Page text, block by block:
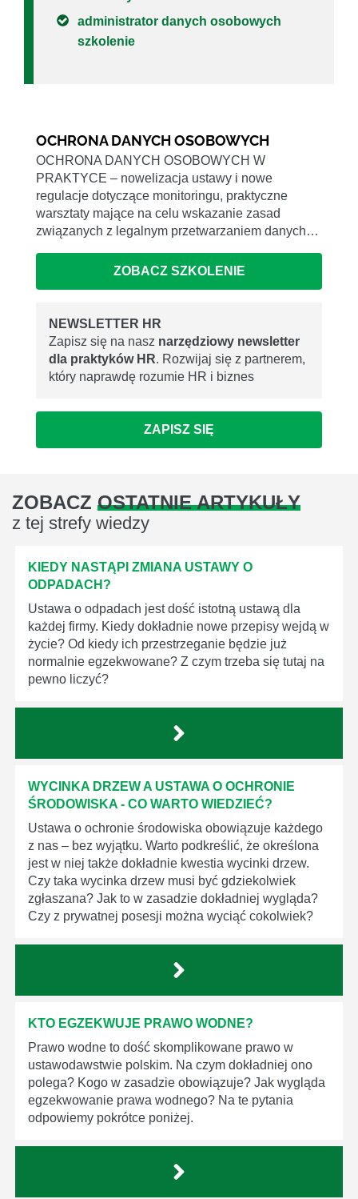
administrator danych osobowych
szkolenie
OCHRONA DANYCH OSOBOWYCH
OCHRONA DANYCH OSOBOWYCH W
PRAKTYCE – nowelizacja ustawy i nowe
regulacje dotyczące monitoringu, praktyczne
warsztaty mające na celu wskazanie zasad
związanych z legalnym przetwarzaniem danych…
ZOBACZ SZKOLENIE
NEWSLETTER HR
Zapisz się na nasz narzędziowy newsletter
dla praktyków HR. Rozwijaj się z partnerem,
który naprawdę rozumie HR i biznes
ZAPISZ SIĘ
ZOBACZ OSTATNIE ARTYKUŁY
z tej strefy wiedzy
KIEDY NASTĄPI ZMIANA USTAWY O
ODPADACH?
Ustawa o odpadach jest dość istotną ustawą dla
każdej firmy. Kiedy dokładnie nowe przepisy wejdą w
życie? Od kiedy ich przestrzeganie będzie już
normalnie egzekwowane? Z czym trzeba się tutaj na
pewno liczyć?
WYCINKA DRZEW A USTAWA O OCHRONIE
ŚRODOWISKA - CO WARTO WIEDZIEĆ?
Ustawa o ochronie środowiska obowiązuje każdego
z nas – bez wyjątku. Warto podkreślić, że określona
jest w niej także dokładnie kwestia wycinki drzew.
Czy taka wycinka drzew musi być gdziekolwiek
zgłaszana? Jak to w zasadzie dokładniej wygląda?
Czy z prywatnej posesji można wyciąć cokolwiek?
KTO EGZEKWUJE PRAWO WODNE?
Prawo wodne to dość skomplikowane prawo w
ustawodawstwie polskim. Na czym dokładniej ono
polega? Kogo w zasadzie obowiązuje? Jak wygląda
egzekwowanie prawa wodnego? Na te pytania
odpowiemy pokrótce poniżej.